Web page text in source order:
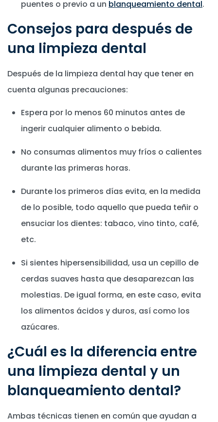
puentes o previo a un blanqueamiento dental.
Consejos para después de
una limpieza dental
Después de la limpieza dental hay que tener en
cuenta algunas precauciones:
Espera por lo menos 60 minutos antes de
ingerir cualquier alimento o bebida.
No consumas alimentos muy fríos o calientes
durante las primeras horas.
Durante los primeros días evita, en la medida
de lo posible, todo aquello que pueda teñir o
ensuciar los dientes: tabaco, vino tinto, café,
etc.
Si sientes hipersensibilidad, usa un cepillo de
cerdas suaves hasta que desaparezcan las
molestias. De igual forma, en este caso, evita
los alimentos ácidos y duros, así como los
azúcares.
¿Cuál es la diferencia entre
una limpieza dental y un
blanqueamiento dental?
Ambas técnicas tienen en común que ayudan a